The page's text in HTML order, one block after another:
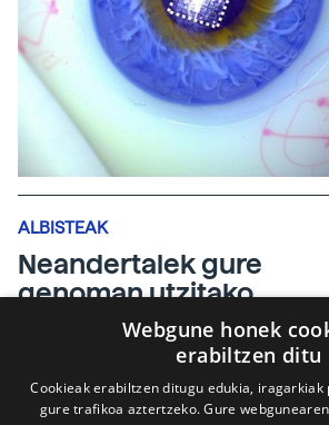
ALBISTEAK
Neandertalek gure
genoman utzitako
arrastoei tiraka
Webgune honek
erabiltzen ditu
Cookieak erabiltzen ditugu edukia,
gure trafikoa aztertzeko. Gure